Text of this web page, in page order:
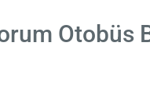
Otobüs